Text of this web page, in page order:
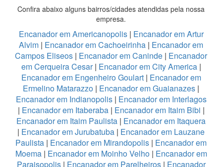
Confira abaixo alguns bairros/cidades atendidas pela nossa
empresa.
Encanador em Americanopolis | Encanador em Artur
Alvim | Encanador em Cachoeirinha | Encanador em
Campos Eliseos | Encanador em Caninde | Encanador
em Cerqueira Cesar| Encanador em City America |
Encanador em Engenheiro Goulart | Encanador em
Ermelino Matarazzo | Encanador em Guaianazes |
Encanador em Indianopolis| Encanador em Interlagos
| Encanador em Itaberaba| Encanador em Itaim Bibi |
Encanador em Itaim Paulista | Encanador em Itaquera
| Encanador em Jurubatuba | Encanador em Lauzane
Paulista | Encanador em Mirandopolis | Encanador em
Moema| Encanador em Moinho Velho | Encanador em
Paraisopolis| Encanador em Parelheiros| Encanador